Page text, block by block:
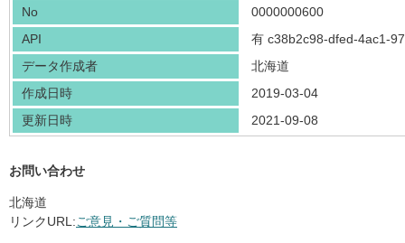
No
0000000600
API
有 c38b2c98-dfed-4ac1-
データ作成者
北海道
作成日時
2019-03-04
更新日時
2021-09-08
お問い合わせ
北海道
リンクURL:ご意見・ご質問等